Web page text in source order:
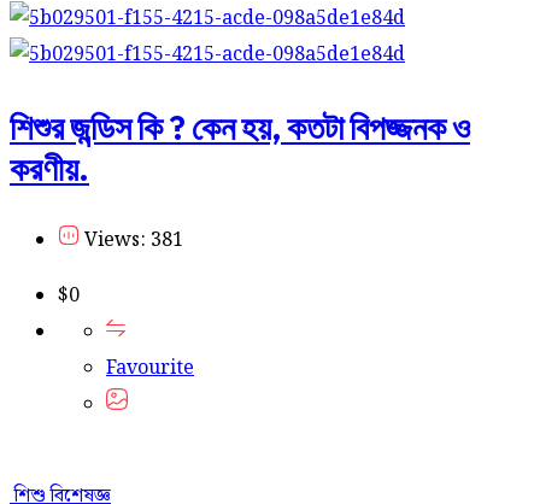
শিশুর জন্ডিস কি ? কেন হয়, কতটা বিপজ্জনক ও
করণীয়.
Views: 381
$0
Favourite
শিশু বিশেষজ্ঞ